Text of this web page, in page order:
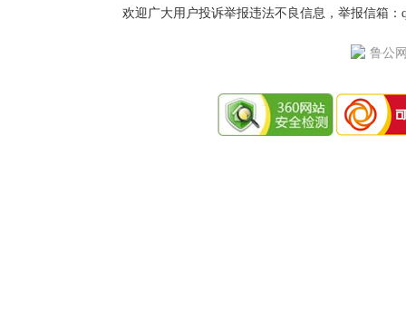
欢迎广大用户投诉举报违法不良信息，举报信箱：
鲁公